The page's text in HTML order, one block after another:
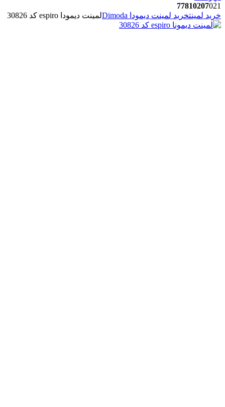
77810207021
خرید لمینتخرید لمینت دیمودا Dimoda لمینت دیمودا espiro کد 30826